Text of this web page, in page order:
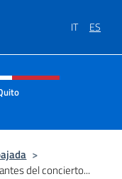
IT ES
>
del concierto...